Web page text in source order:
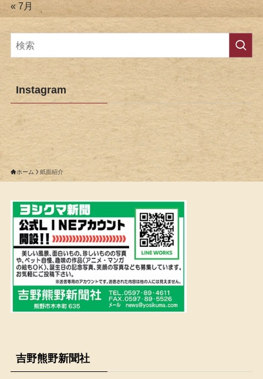
« 7月
Instagram
ホーム 紙面紹介
吉野熊野新聞社